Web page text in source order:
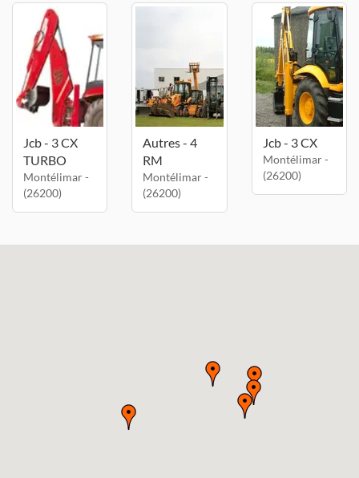
Jcb - 3 CX
TURBO
Montélimar -
(26200)
Autres - 4
RM
Montélimar -
(26200)
Jcb - 3 CX
Montélimar -
(26200)